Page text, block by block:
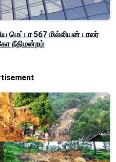
மெட்டா 567 மில்லியன் டாலர்
நீதிமன்றம்